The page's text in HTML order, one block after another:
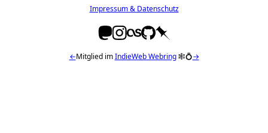
Impressum & Datenschutz
←Mitglied imIndieWeb Webring🕸💍→